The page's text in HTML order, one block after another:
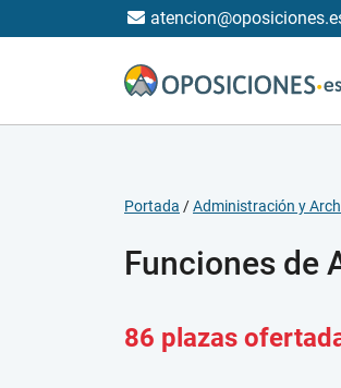
Portada /Administración y
Funciones de
86 plazas